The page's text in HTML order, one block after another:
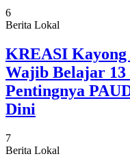
6
Berita Lokal
KREASI
Wajib Belajar 13
Pentingnya
Dini
7
Berita Lokal